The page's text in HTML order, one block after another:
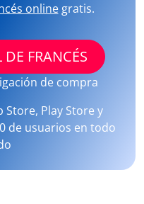
onlinegratis.
FRANCÉS
de compra
Store, Play Store y
de usuarios en todo